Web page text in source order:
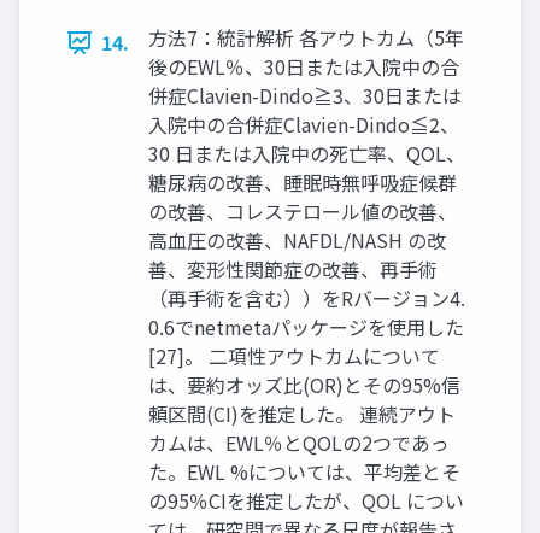
14.
方法7：統計解析 各アウトカム（5年
後のEWL％、30日または入院中の合
併症Clavien-Dindo≧3、30日または
入院中の合併症Clavien-Dindo≦2、
30 日または入院中の死亡率、QOL、
糖尿病の改善、睡眠時無呼吸症候群
の改善、コレステロール値の改善、
高血圧の改善、NAFDL/NASH の改
善、変形性関節症の改善、再手術
（再手術を含む））をRバージョン4.
0.6でnetmetaパッケージを使用した
[27]。 二項性アウトカムについて
は、要約オッズ比(OR)とその95%信
頼区間(CI)を推定した。 連続アウト
カムは、EWL％とQOLの2つであっ
た。EWL %については、平均差とそ
の95％CIを推定したが、QOL につい